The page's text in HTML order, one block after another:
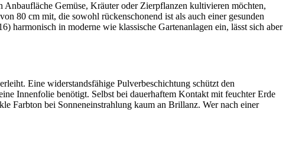
Gemüse, Kräuter oder Zierpflanzen kultivieren möchten,
80 cm mit, die sowohl rückenschonend ist als auch einer gesunden
in moderne wie klassische Gartenanlagen ein, lässt sich aber
Eine widerstandsfähige Pulverbeschichtung schützt den
Innenfolie benötigt. Selbst bei dauerhaftem Kontakt mit feuchter Erde
Farbton bei Sonneneinstrahlung kaum an Brillanz. Wer nach einer